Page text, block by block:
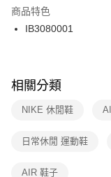
２．訂單成立數日內，您
３．收到繳費通知簡訊
ATM／網路銀行／等多元
※ 交易是否成功請以「
是否繳費成功／繳費後需
客戶支援中心」
https://
１．透過由恩沛科技股
權轉讓予恩沛科技股份有
付款後門市自取
每筆NT$100，滿
商品特色
IB3080001
相關分類
NIKE 休閒鞋
日常休閒 運動鞋
AIR 鞋子